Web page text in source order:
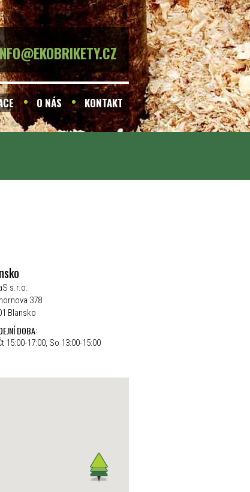
O NÁS KONTAKT
s.r.o.
378
Blansko
DOBA:
15:00-17:00, So 13:00-15:00